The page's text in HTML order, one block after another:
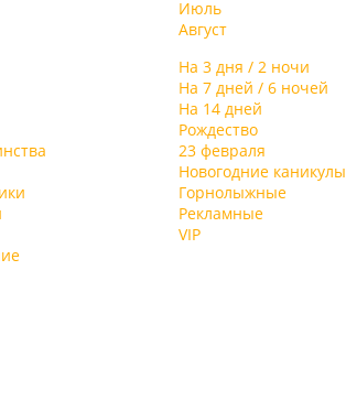
Июль
Август
На 3 дня / 2 ночи
На 7 дней / 6 ночей
На 14 дней
Рождество
23 февраля
Новогодние каникулы
Горнолыжные
Рекламные
VIP